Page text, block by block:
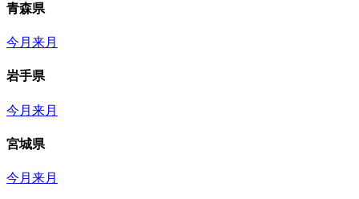
青森県
今月 来月
岩手県
今月 来月
宮城県
今月 来月